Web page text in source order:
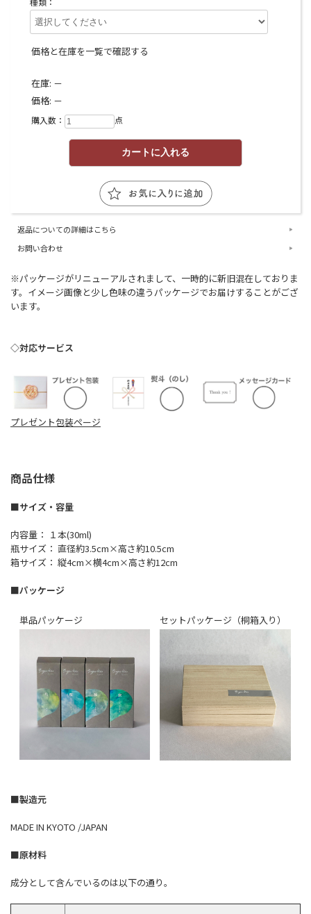
価格と在庫を一覧で確認する
在庫: －
価格: －
購入数： 点
返品についての詳細はこちら
お問い合わせ
※パッケージがリニューアルされまして、一時的に新旧混在しておりま
す。イメージ画像と少し色味の違うパッケージでお届けすることがござ
います。
◇対応サービス
プレゼント包装ページ
商品仕様
■サイズ・容量
内容量： １本(30ml)
瓶サイズ： 直径約3.5cm×高さ約10.5cm
箱サイズ： 縦4cm×横4cm×高さ約12cm
■パッケージ
単品パッケージ セットパッケージ（桐箱入り）
■製造元
MADE IN KYOTO /JAPAN
■原材料
成分として含んでいるのは以下の通り。